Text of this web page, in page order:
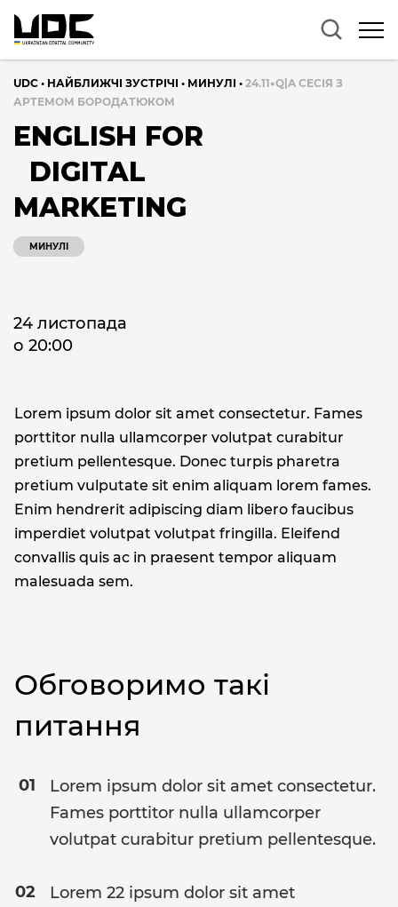
UDC • НАЙБЛИЖЧІ ЗУСТРІЧІ • МИНУЛІ • 24.11▪️Q|A СЕСІЯ З
АРТЕМОМ БОРОДАТЮКОМ
ENGLISH FOR
DIGITAL
MARKETING
МИНУЛІ
24 листопада
о 20:00
Lorem ipsum dolor sit amet consectetur. Fames
porttitor nulla ullamcorper volutpat curabitur
pretium pellentesque. Donec turpis pharetra
pretium vulputate sit enim aliquam lorem fames.
Enim hendrerit adipiscing diam libero faucibus
imperdiet volutpat volutpat fringilla. Eleifend
convallis quis ac in praesent tempor aliquam
malesuada sem.
Обговоримо такі
питання
Lorem ipsum dolor sit amet consectetur.
Fames porttitor nulla ullamcorper
volutpat curabitur pretium pellentesque.
Lorem 22 ipsum dolor sit amet